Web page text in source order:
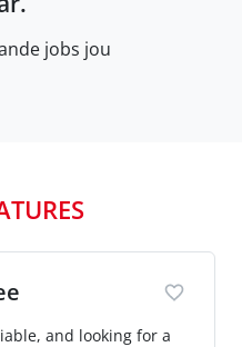
jobs jou
and looking for a